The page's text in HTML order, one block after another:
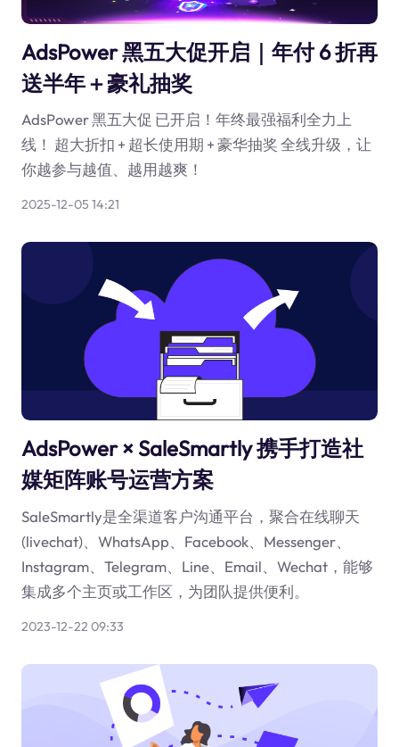
AdsPower 黑五大促开启｜年付 6 折再
送半年＋豪礼抽奖
AdsPower 黑五大促 已开启！年终最强福利全力上
线！ 超大折扣 + 超长使用期 + 豪华抽奖 全线升级，让
你越参与越值、越用越爽！
2025-12-05 14:21
AdsPower × SaleSmartly 携手打造社
媒矩阵账号运营方案
SaleSmartly是全渠道客户沟通平台，聚合在线聊天
(livechat)、WhatsApp、Facebook、Messenger、
Instagram、Telegram、Line、Email、Wechat，能够
集成多个主页或工作区，为团队提供便利。
2023-12-22 09:33